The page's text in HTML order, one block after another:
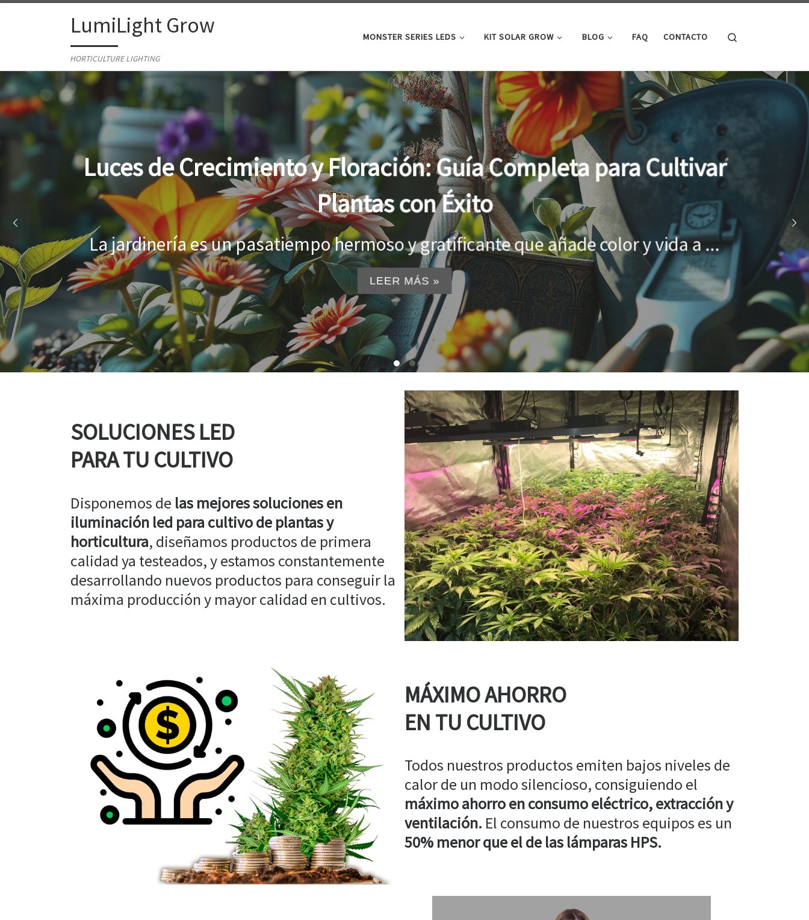
Skip to contentLumiLight Grow
HORTICULTURE LIGHTING
MONSTER SERIES LEDS KIT SOLAR GROW BLOG FAQ CONTACTO
Lámparas para indoor: la clave para un crecimiento óptimo de
tus plantas
Al cultivar plantas en el interior, es importante proporcionar el entorno adecuado
...
LEER MÁS »
SOLUCIONES LED
PARA TU CULTIVO
Disponemos de las mejores soluciones en
iluminación led para cultivo de plantas y
horticultura, diseñamos productos de primera
calidad ya testeados, y estamos constantemente
desarrollando nuevos productos para conseguir la
máxima producción y mayor calidad en cultivos.
MÁXIMO AHORRO
EN TU CULTIVO
Todos nuestros productos emiten bajos niveles de
calor de un modo silencioso, consiguiendo el
máximo ahorro en consumo eléctrico, extracción y
ventilación. El consumo de nuestros equipos es un
50% menor que el de las lámparas HPS.